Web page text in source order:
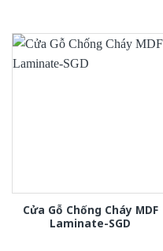
Cửa Gỗ Chống Cháy MDF
Laminate-SGD